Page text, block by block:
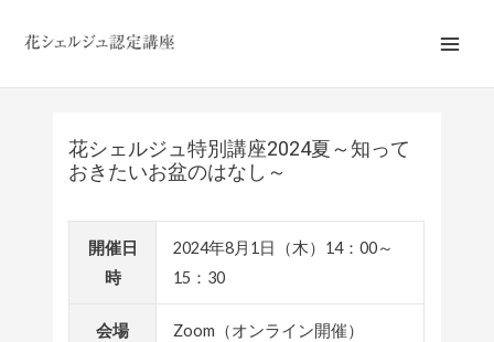
Menu
花シェルジュ特別講座2024夏～知って
おきたいお盆のはなし～
開催日
時
2024年8月1日（木）14：00～
15：30
会場 Zoom（オンライン開催）